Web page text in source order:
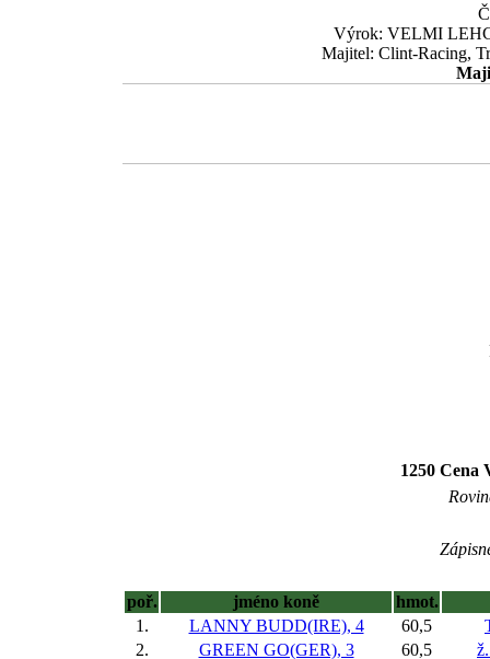
Výrok: VELMI
Majitel: Clint-Racing,
1250 Cena
poř. jméno koně
hmot.
1.
LANNY BUDD(IRE), 4 60,5
2.
GREEN GO(GER), 3 60,5